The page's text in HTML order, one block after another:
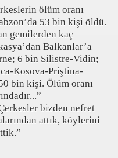
ölüm oranı
53 bin kişi öldü.
gemilerden kaç
Balkanlar’a
6 bin Silistre-Vidin;
Kosova-Priştina-
bin kişi. Ölüm oranı
bizden nefret
attık, köylerini